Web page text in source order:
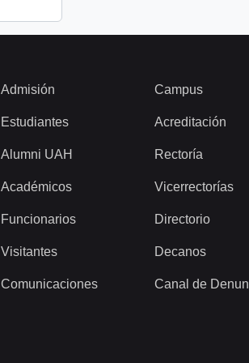
Admisión
Estudiantes
Alumni UAH
Académicos
Funcionarios
Visitantes
Comunicaciones
Campus
Acreditación
Rectoría
Vicerrectorías
Directorio
Decanos
Canal de